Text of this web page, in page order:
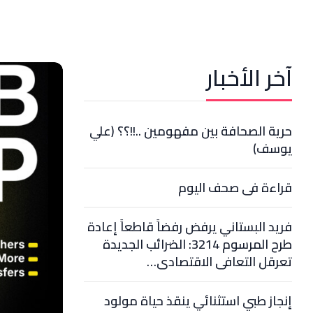
آخر الأخبار
حرية الصحافة بين مفهومين ..!!؟؟ (علي
يوسف)
قراءة في صحف اليوم
فريد البستاني يرفض رفضاً قاطعاً إعادة
طرح المرسوم 3214: الضرائب الجديدة
تعرقل التعافي الاقتصادي…
إنجاز طبي استثنائي ينقذ حياة مولود